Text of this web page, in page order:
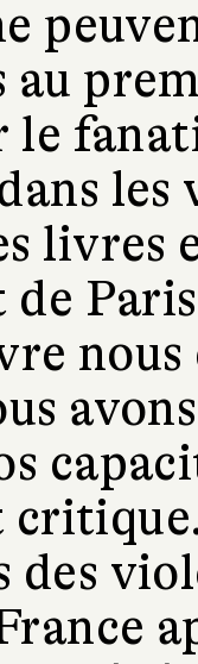
au
le
les
livres
de
nous
des